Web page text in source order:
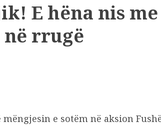
E hëna nis me
rrugë
e sotëm në aksion